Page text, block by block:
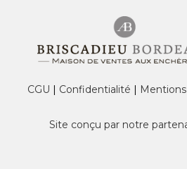
CGU | Confidentialité |
Site conçu par notre